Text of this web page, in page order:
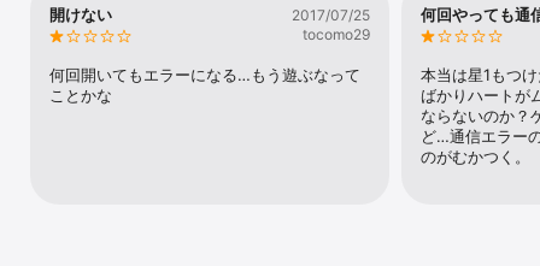
友達や世界のユーザーとリアルタイム対戦！
どちらが早くブロックを消せるかの真剣勝負だよ！
勝ち進めば自分の称号もアップグレードされるよ。
友だちや世界の強豪を相手に、めざせ「四川省の神、タンタン」！
開けない
2017/07/25
tocomo29
何回開いてもエラーになる…もう遊ぶなって
ことかな
何回やっても通
本当は星1もつ
ばかりハートが
ならないのか？
ど…通信エラー
のがむかつく。